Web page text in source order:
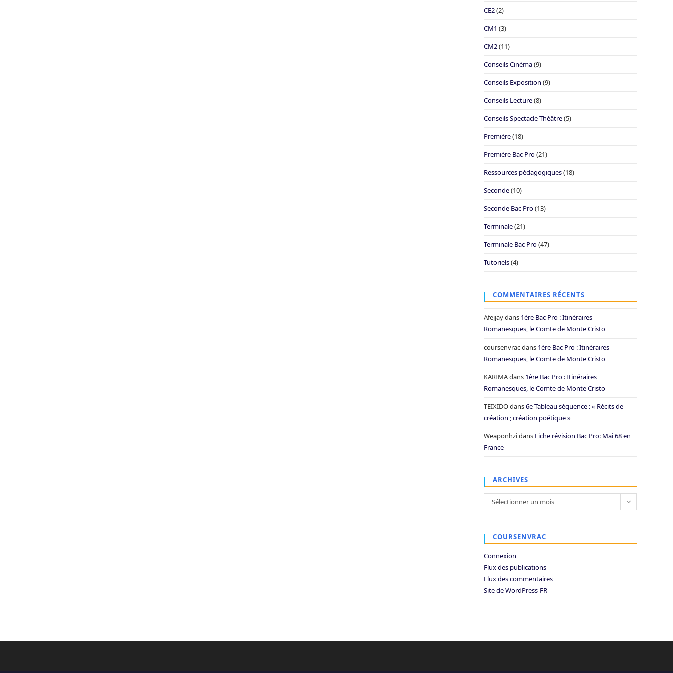
CE2(2)
CM1 (3)
CM2(11)
Conseils Cinéma(9)
Conseils Exposition (9)
Conseils Lecture(8)
Conseils Spectacle Théâtre(5)
Première(18)
Première Bac Pro(21)
Ressources pédagogiques(18)
Seconde(10)
Seconde Bac Pro(13)
Terminale(21)
Terminale Bac Pro(47)
Tutoriels(4)
COMMENTAIRES RÉCENTS
Afejjaydans 1ère Bac Pro : Itinéraires
Romanesques, le Comte de Monte Cristo
coursenvracdans 1ère Bac Pro : Itinéraires
Romanesques, le Comte de Monte Cristo
KARIMAdans 1ère Bac Pro : Itinéraires
Romanesques, le Comte de Monte Cristo
TEIXIDOdans6e Tableau séquence : « Récits de
création ; création poétique »
Weaponhzidans Fiche révision Bac Pro: Mai 68 en
France
ARCHIVES
Archives
Sélectionner un mois
COURSENVRAC
Connexion
Flux des publications
Flux des commentaires
Site de WordPress-FR